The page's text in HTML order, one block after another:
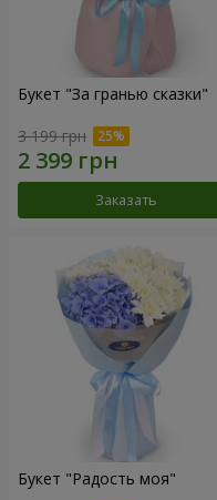
Букет "За гранью сказки"
3 199 грн
Заказать
Букет "Радость моя"